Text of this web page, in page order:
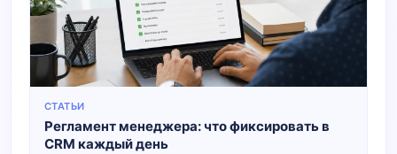
СТАТЬИ
Регламент менеджера: что фиксировать в
CRM каждый день